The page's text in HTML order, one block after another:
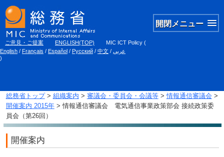
開閉メニュー
ご意見・ご提案 ENGLISH(TOP) MIC ICT Policy (
English / Français / Español / Русский / 中文 / عربي
)
総務省トップ> 組織案内 > 審議会・委員会・会議等>情報通信審議会 >
開催案内 2015年> 情報通信審議会 電気通信事業政策部会 接続政策委
員会（第26回）
開催案内